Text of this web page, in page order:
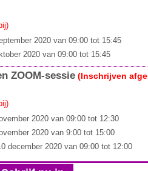
2020 van 09:00 tot 15:45
2020 van 09:00 tot 15:45
ZOOM-sessie (Inschrijven
2020 van 09:00 tot 12:30
2020 van 9:00 tot 15:00
december 2020 van 09:00 tot 12:00